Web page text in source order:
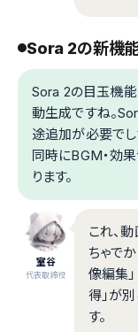
Sora 2の新機
Sora 2の目玉機
動生成ですね。
途追加が必要で
同時にBGM・効
ります。
室谷
代表取締役
これ、
ちゃで
像編集
得」が
す。